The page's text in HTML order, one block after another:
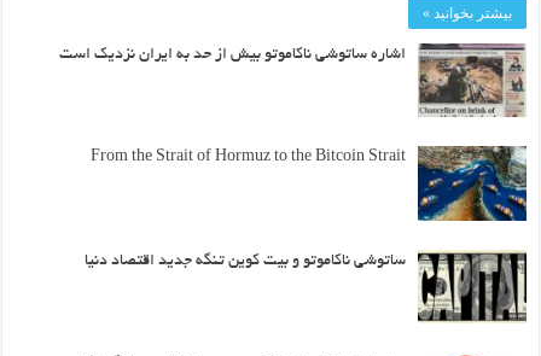
بیشتر بخوانید »
اشاره ساتوشی ناکاموتو بیش از حد به ایران نزدیک است
From the Strait of Hormuz to the Bitcoin Strait
ساتوشی ناکاموتو و بیت کوین تنگه جدید اقتصاد دنیا